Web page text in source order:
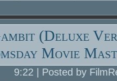
(Deluxe
Movie
9:22 | Posted by